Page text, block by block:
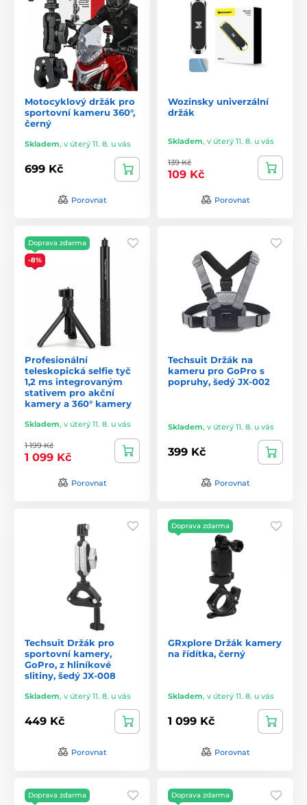
Motocyklový držák pro
sportovní kameru 360°,
černý
Skladem, v úterý 11. 8. u vás
699 Kč
Porovnat
Wozinsky univerzální
držák
Skladem, v úterý 11. 8. u vás
139 Kč
109 Kč
Porovnat
Doprava zdarma
-8%
Profesionální
teleskopická selfie tyč
1,2 ms integrovaným
stativem pro akční
kamery a 360° kamery
Skladem, v úterý 11. 8. u vás
1 199 Kč
1 099 Kč
Porovnat
Techsuit Držák na
kameru pro GoPro s
popruhy, šedý JX-002
Skladem, v úterý 11. 8. u vás
399 Kč
Porovnat
Techsuit Držák pro
sportovní kamery,
GoPro, z hliníkové
slitiny, šedý JX-008
Skladem, v úterý 11. 8. u vás
449 Kč
Porovnat
Doprava zdarma
GRxplore Držák kamery
na řídítka, černý
Skladem, v úterý 11. 8. u vás
1 099 Kč
Porovnat
Doprava zdarma Doprava zdarma